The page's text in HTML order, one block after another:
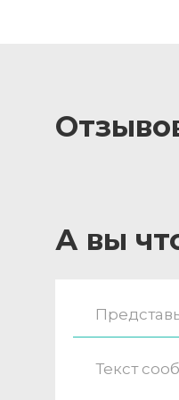
А вы